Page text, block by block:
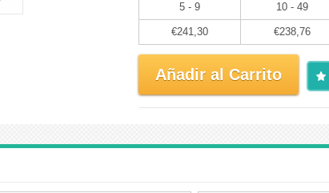
5 - 9
10 - 49
€241,30 €238,76
Añadir al Carrito